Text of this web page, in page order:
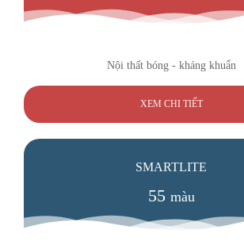
Nội thất bóng - kháng khuẩn
XEM CHI TIẾT
SMARTLITE
55 màu